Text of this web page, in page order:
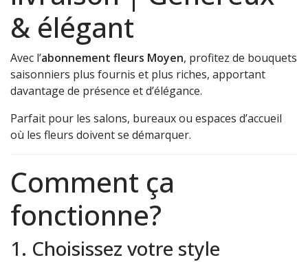
& élégant
Avec l’abonnement fleurs Moyen, profitez de bouquets
saisonniers plus fournis et plus riches, apportant
davantage de présence et d’élégance.
Parfait pour les salons, bureaux ou espaces d’accueil
où les fleurs doivent se démarquer.
Comment ça
fonctionne?
1. Choisissez votre style